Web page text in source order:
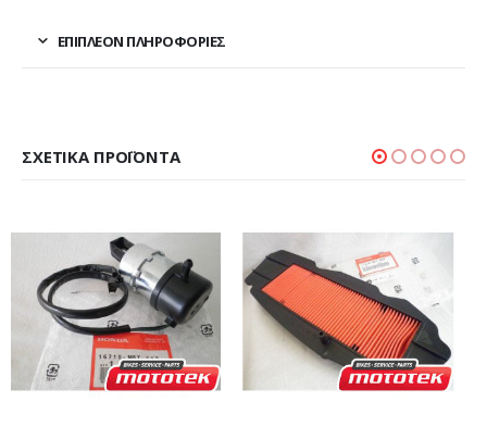
ΕΠΙΠΛΈΟΝ ΠΛΗΡΟΦΟΡΊΕΣ
ΣΧΕΤΙΚΆ ΠΡΟΪΌΝΤΑ